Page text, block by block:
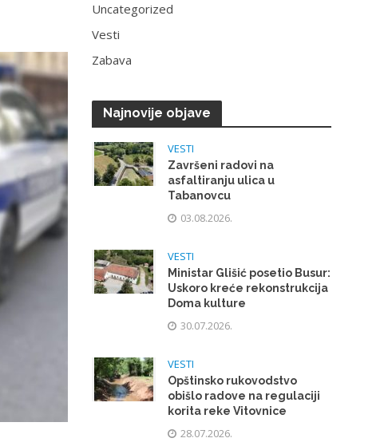
Uncategorized
Vesti
Zabava
Najnovije objave
VESTI
Završeni radovi na
asfaltiranju ulica u
Tabanovcu
03.08.2026.
VESTI
Ministar Glišić posetio Busur:
Uskoro kreće rekonstrukcija
Doma kulture
30.07.2026.
VESTI
Opštinsko rukovodstvo
obišlo radove na regulaciji
korita reke Vitovnice
28.07.2026.